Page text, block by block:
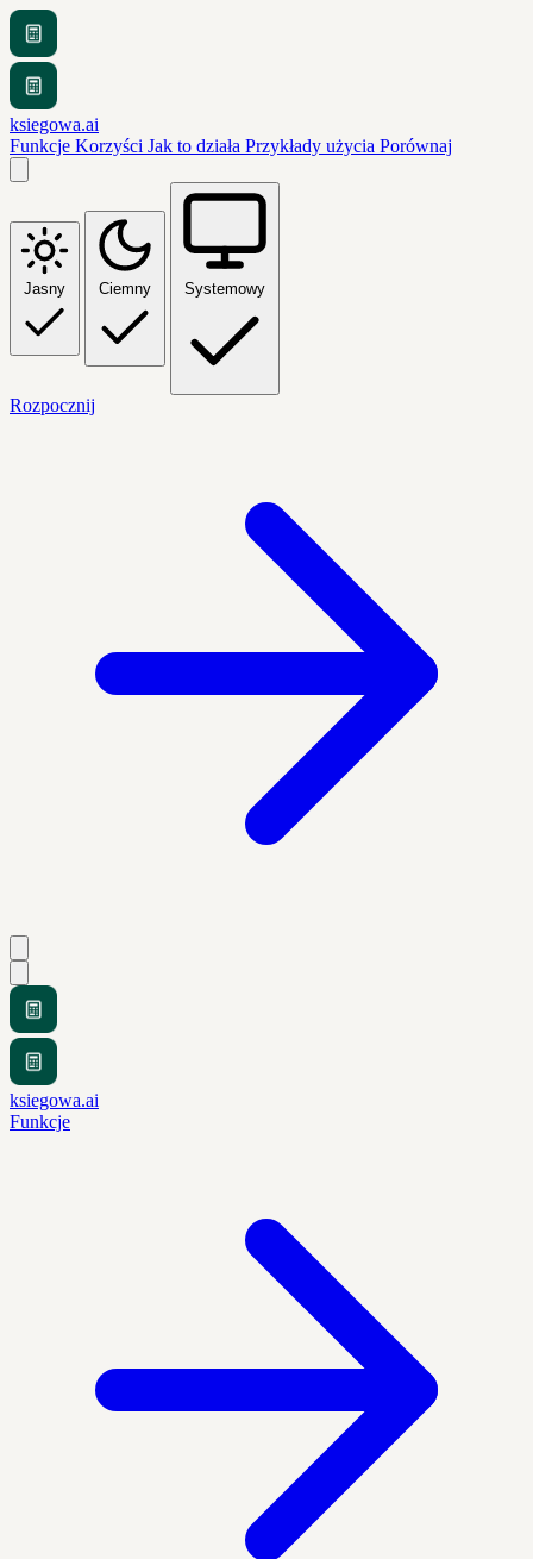
ksiegowa.ai
Funkcje Korzyści Jak to działa Przykłady użycia Porównaj
Jasny Ciemny Systemowy
Rozpocznij
ksiegowa.ai
Funkcje